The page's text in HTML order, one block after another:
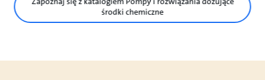
środki chemiczne